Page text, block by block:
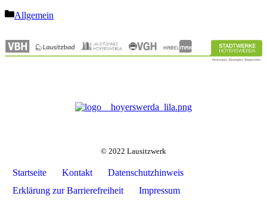
Kategorien
Allgemein
© 2022 Lausitzwerk
Startseite Kontakt
Datenschutzhinweis
Erklärung zur Barrierefreiheit
Impressum